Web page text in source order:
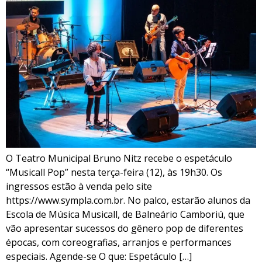
O Teatro Municipal Bruno Nitz recebe o espetáculo
“Musicall Pop” nesta terça-feira (12), às 19h30. Os
ingressos estão à venda pelo site
https://www.sympla.com.br. No palco, estarão alunos da
Escola de Música Musicall, de Balneário Camboriú, que
vão apresentar sucessos do gênero pop de diferentes
épocas, com coreografias, arranjos e performances
especiais. Agende-se O que: Espetáculo […]